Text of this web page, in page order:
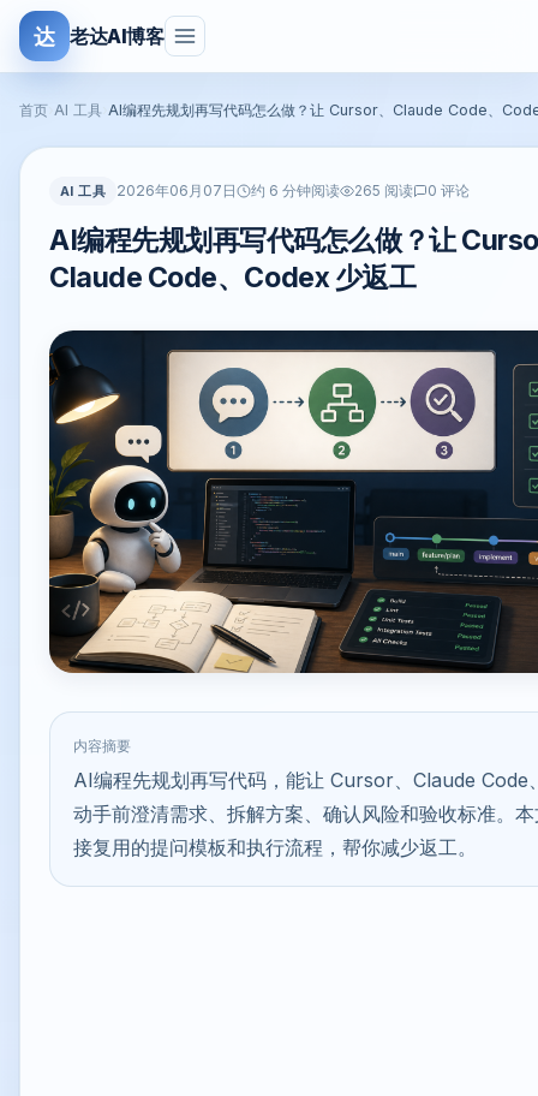
达 老达AI博客
首页 AI 工具 AI编程先规划再写代码怎么做？让 Cursor、Claude Code、
AI 工具 2026年06月07日 约 6 分钟阅读 265 阅读 0 评论
AI编程先规划再写代码怎么做？让
Claude Code、Codex 少返工
内容摘要
AI编程先规划再写代码，能让 Cursor、Claude Code
动手前澄清需求、拆解方案、确认风险和验收标准。
接复用的提问模板和执行流程，帮你减少返工。